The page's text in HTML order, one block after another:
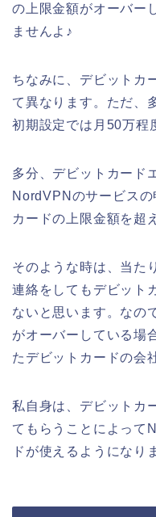
の上限金額がオーバー
ませんよ♪
ちなみに、デビットカ
て異なります。ただ、
初期設定では月50万程
多分、デビットカード
NordVPNのサービス
カードの上限金額を超
そのような時は、当た
連絡をしてもデビット
ないと思います。なの
がオーバーしている場
たデビットカードの会
私自身は、デビットカ
てもらうことによって
ドが使えるようになり